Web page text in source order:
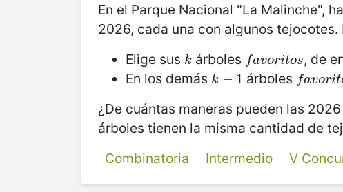
En el Parque Nacional "La Malinche",
2026, cada una con algunos tejocotes.
Elige sus k
k árboles favoritos
favoritos , de
En los demás k − 1
k−1 árboles favorit
favorit
¿De cuántas maneras pueden las
árboles tienen la misma cantidad de
Combinatoria
Intermedio V